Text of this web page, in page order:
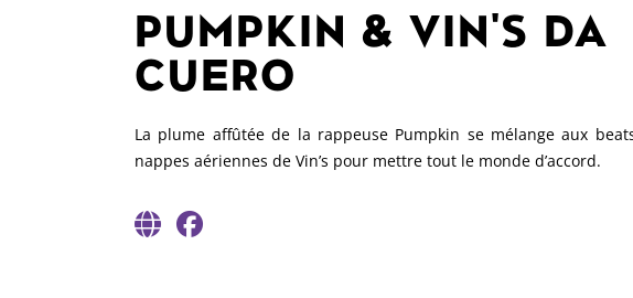
PUMPKIN & VIN'S DA
CUERO
La plume affûtée de la rappeuse Pumpkin se mélange aux
nappes aériennes de Vin’s pour mettre tout le monde d’accord.